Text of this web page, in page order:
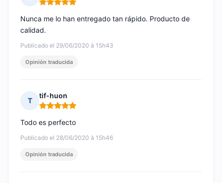
Nota: 5 de 5
Publicado el 29/06/2020 à 15h43
Nunca me lo han entregado tan rápido. Producto de
calidad.
Opinión traducida
T
tif-huon
Nota: 5 de 5
Publicado el 28/06/2020 à 15h46
Todo es perfecto
Opinión traducida